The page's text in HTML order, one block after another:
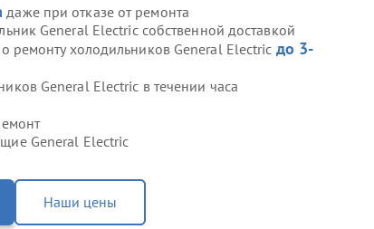
даже при отказе от ремонта
General Electric собственной доставкой
ремонту холодильников General Electric до 3-
General Electric в течении часа
General Electric
Наши цены